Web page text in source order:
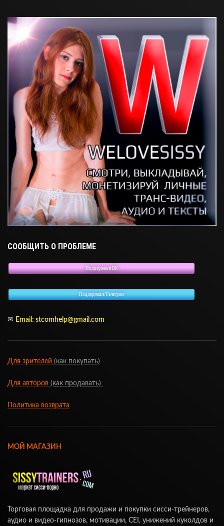
СООБЩИТЬ О ПРОБЛЕМЕ
Поддержка в ВК
Поддержка в Телеграм
✉ Email: stcomhelp@gmail.com
Для зрителей (как покупать)
Для авторов (как продавать)
Политика возврата
МОЙ МАГАЗИН
Торговая площадка для продажи и покупки сисси-трейнеров,
аудио и видео-гипнозов, мотивации, CEI, унижений куколдов и